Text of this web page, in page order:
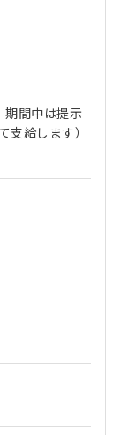
期間中は提示
支給します）